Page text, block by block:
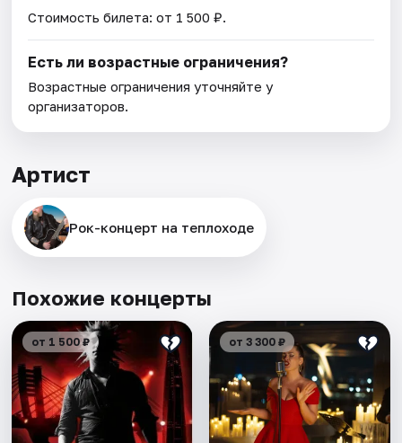
Стоимость билета: от 1 500 ₽.
Есть ли возрастные ограничения?
Возрастные ограничения уточняйте у
организаторов.
Артист
Рок-концерт нa теплоходe
Похожие концерты
от 1 500 ₽ от 3 300 ₽